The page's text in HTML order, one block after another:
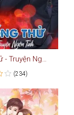
Sống Thử - Truyện Ngắn Tình Yêu
(234)